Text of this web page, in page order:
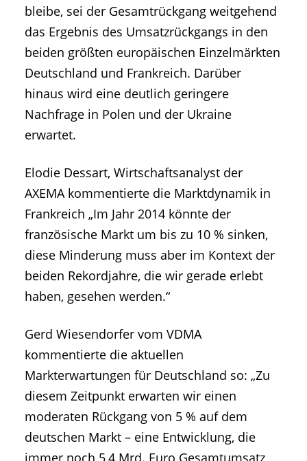
bleibe, sei der Gesamtrückgang weitgehend
das Ergebnis des Umsatzrückgangs in den
beiden größten europäischen Einzelmärkten
Deutschland und Frankreich. Darüber
hinaus wird eine deutlich geringere
Nachfrage in Polen und der Ukraine
erwartet.
Elodie Dessart, Wirtschaftsanalyst der
AXEMA kommentierte die Marktdynamik in
Frankreich „Im Jahr 2014 könnte der
französische Markt um bis zu 10 % sinken,
diese Minderung muss aber im Kontext der
beiden Rekordjahre, die wir gerade erlebt
haben, gesehen werden.“
Gerd Wiesendorfer vom VDMA
kommentierte die aktuellen
Markterwartungen für Deutschland so: „Zu
diesem Zeitpunkt erwarten wir einen
moderaten Rückgang von 5 % auf dem
deutschen Markt – eine Entwicklung, die